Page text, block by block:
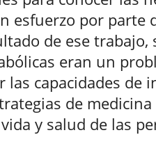
esfuerzo por parte
de ese
eran un
las capacidades de
de
y salud de las